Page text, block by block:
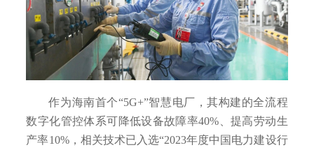
作为海南首个“5G+”智慧电厂，其构建的全流程
数字化管控体系可降低设备故障率40%、提高劳动生
产率10%，相关技术已入选“2023年度中国电力建设行